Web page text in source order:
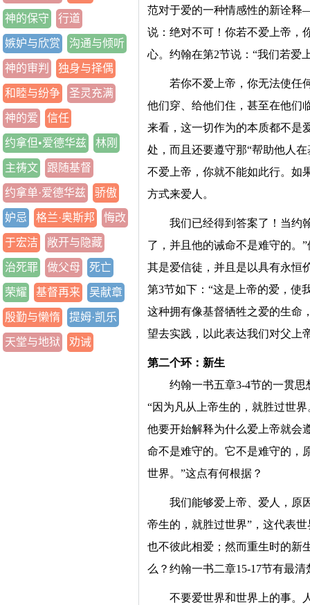
神的保守 行道
嫉妒与欣赏 沟通与倾听
神的审判 独身与择偶
和睦与纷争 圣灵充满
神的爱 信任
约拿但•爱德华兹 林刚
主祷文 跟随基督
约拿单·爱德华兹 骄傲
妒忌 格兰·奥斯邦 悔改
于宏洁 敞开与隐藏
治死罪 做父母 死亡
荣耀 基督再来 吴献章
殷勤与懒惰 提姆·凯乐
天堂与地狱 劝诫
范对于爱的一种情感性的新诠
说：绝对不可！你若不爱上帝，
心。约翰在第2节说：“我们若
若你不爱上帝，你无法使任
他们穿、给他们住，甚至在他们
来看，这一切作为的本质都不是
处，而且还要遵守那“帮助他人
不爱上帝，你就不能如此行。如
方式来爱人。
我们已经得到答案了！当约
了，并且他的诫命不是难守的。
其是爱信徒，并且是以具有永恒
第3节如下：“这是上帝的爱，使
这种拥有像基督牺牲之爱的生命
望去实践，以此表达我们对父上
第二个环：新生
约翰一书五章3-4节的一贯
“因为凡从上帝生的，就胜过世
他要开始解释为什么爱上帝就
命不是难守的。它不是难守的，
世界。”这点有何根据？
我们能够爱上帝、爱人，原
帝生的，就胜过世界”，这代表
也不彼此相爱；然而重生时的新
么？约翰一书二章15-17节有最清
不要爱世界和世界上的事。